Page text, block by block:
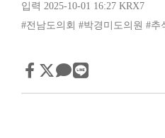
입력 2025-10-01 16:27 KRX7
#전남도의회 #박경미도의원 #추